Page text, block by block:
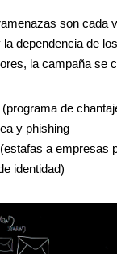
son cada
la dependencia de
la campaña se
(programa de
y phishing
a empresas
identidad)